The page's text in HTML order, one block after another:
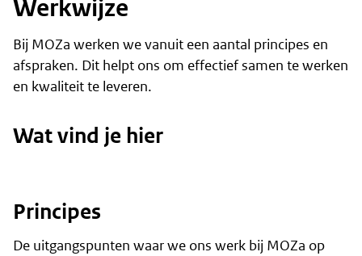
Werkwijze
Bij MOZa werken we vanuit een aantal principes en
afspraken. Dit helpt ons om effectief samen te werken
en kwaliteit te leveren.
Wat vind je hier
Principes
De uitgangspunten waar we ons werk bij MOZa op